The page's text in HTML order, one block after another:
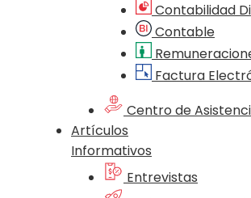
Contabilidad
Contable
Factura
Centro de
Artículos
Informativos
Entrevistas